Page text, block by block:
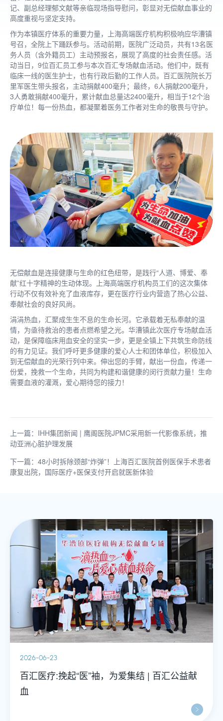
记、副总经理郁文献等亲临现场指导慰问，彰显对无偿献血事业的
高度重视与坚定支持。
作为本镇医疗体系的重要力量，上海高端医疗机构积极响应华漕镇
号召，全院上下踊跃参与。活动前期，医院广泛动员，共有13名医
务人员（含外籍员工）主动预报名，展现了高度的社会责任感。活
动当日，9位百汇员工参与本次百汇专场献血活动。他们中，既有
临床一线的医生护士，也有行政后勤的工作人员。百汇医院院长万
里军医生带头报名，主动捐献400毫升；最终，6人捐献200毫升，
3人勇敢捐献400毫升，累计献血总量达2400毫升，相当于12个治
疗单位！每一份热血，都凝聚着医务工作者对生命的敬畏与守护。
无偿献血是连接健康与生命的红色纽带，是践行“人道、博爱、奉
献”红十字精神的生动体现。上海高端医疗机构员工们的这次集体
行动不仅有效补充了血液库存，更在医疗行业内营造了热心公益、
奉献社会的良好风尚。
涓涓热血，汇聚成生生不息的生命长河。它承载着无私奉献的温
情，为亟待救治的患者点燃希望之光。华漕镇此次医疗专场献血活
动，是保障临床用血安全的坚实一步，更是全镇上下共筑生命防线
的有力见证。我们呼吁更多健康的爱心人士和团体单位，积极加入
到无偿献血的光荣行列中来。伸出您的手臂，献出一份血，传递一
份爱，挽救一个生命，共同为构建和谐健康的闵行贡献力量！生命
需要血液的灌溉，爱心期待您的接力！
上一篇：IHH集团新闻 | 鹰阁医院JPMC采用新一代影像系统，推
动亚洲心脏护理发展
下一篇：48小时拆除颈部“炸弹”！上海百汇医院首例医保手术患者
康复出院，国际医疗+医保支付开启就医新体验
2026-06-23
百汇医疗:挽起“医”袖，为爱集结 | 百汇公益献
血